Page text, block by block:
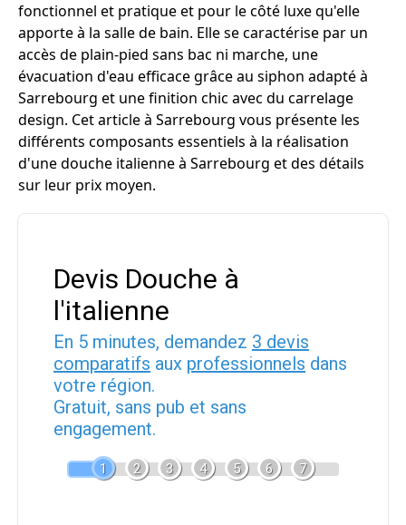
fonctionnel et pratique et pour le côté luxe qu'elle
apporte à la salle de bain. Elle se caractérise par un
accès de plain-pied sans bac ni marche, une
évacuation d'eau efficace grâce au siphon adapté à
Sarrebourg et une finition chic avec du carrelage
design. Cet article à Sarrebourg vous présente les
différents composants essentiels à la réalisation
d'une douche italienne à Sarrebourg et des détails
sur leur prix moyen.
Devis Douche à
l'italienne
En 5 minutes, demandez 3 devis
comparatifs aux professionnels dans
votre région.
Gratuit, sans pub et sans
engagement.
1 2 3 4 5 6 7